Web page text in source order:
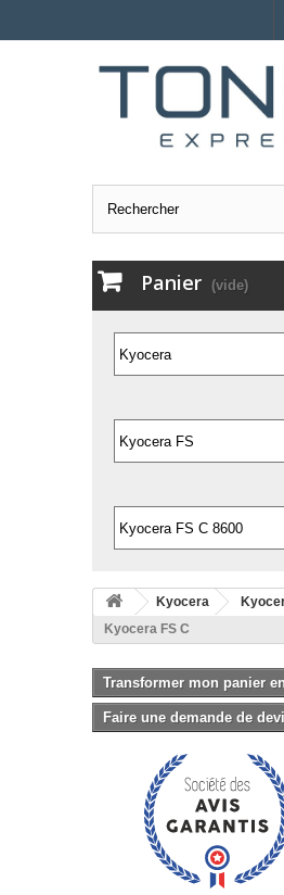
Panier (vide)
Kyocera
Kyocera FS C
Transformer mon panier
Faire une demande de